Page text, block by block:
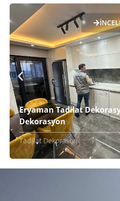
Eryaman Tadilat
Dekorasyon
Tadilat Dekorason